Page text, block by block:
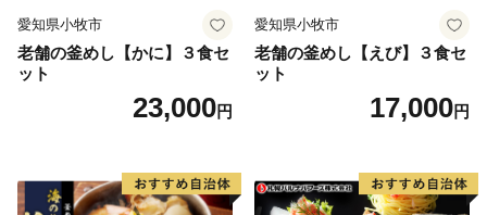
Mail：f.tsuruga@do-furusato.jp
受付時間 午前9時00分～午後5時45分 (土曜日・日曜
〒584-8790 富田林市中野町東2の3の69 コーユービ
ジネス内 18202
愛知県小牧市
老舗の釜めし【かに】３食セ
ット
23,000円
愛知県小牧市
老舗の釜めし【えび】３食セ
ット
17,000円